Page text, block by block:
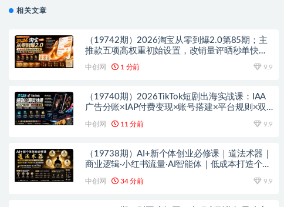
相关文章
（19742期）2026淘宝从零到爆2.0第85期；主
推款五项高权重初始设置，改销量评晒秒单快速
中创网 1 分前 9.9
（19740期）2026TikTok短剧出海实战课：IAA
广告分账×IAP付费变现×账号搭建×平台规则×双
中创网 11 分前 9.9
（19738期）AI+新个体创业必修课｜道法术器｜
商业逻辑·小红书流量·AI智能体｜低成本打造个人
中创网 34 分前 9.9